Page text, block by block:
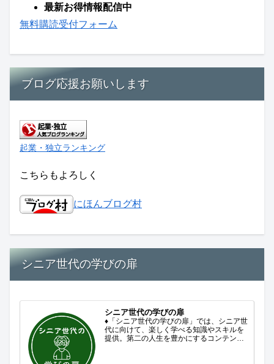
最新お得情報配信中
無料購読受付フォーム
ブログ応援お願いします
起業・独立ランキング
こちらもよろしく
にほんブログ村
シニア世代の学びの扉
シニア世代の学びの扉
♦「シニア世代の学びの扉」では、シニア世
代に向けて、楽しく学べる知識やスキルを
提供。第二の人生を豊かにするコンテンツ